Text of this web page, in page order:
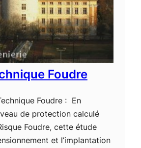
Foudre
Foudre : En
de protection calculé
Foudre, cette étude
et l’implantation